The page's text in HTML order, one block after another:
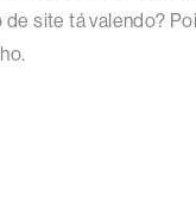
site tá valendo?